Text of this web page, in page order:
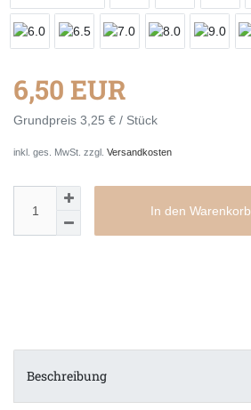
6,50 EUR
Grundpreis 3,25 € / Stück
inkl. ges. MwSt. zzgl. Versandkosten
In den Warenkorb
Beschreibung